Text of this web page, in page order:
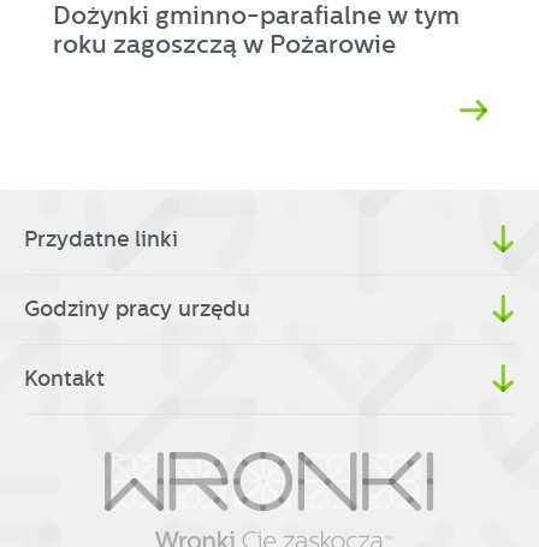
Dożynki gminno-parafialne w tym
roku zagoszczą w Pożarowie
Przydatne linki
Godziny pracy urzędu
Kontakt